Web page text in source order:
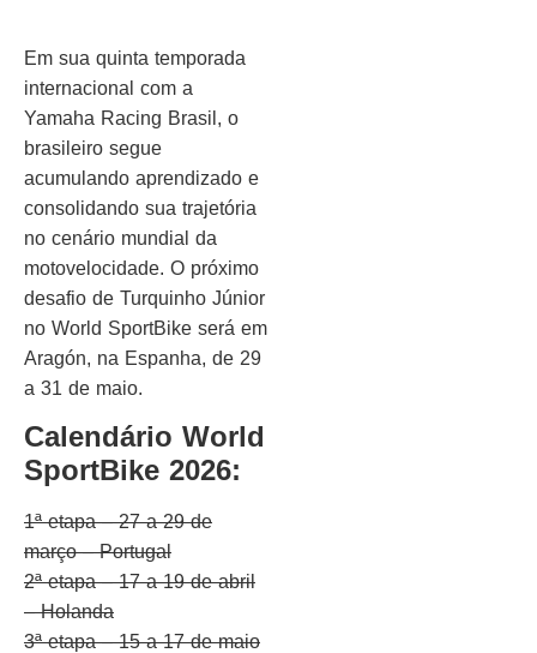
Em sua quinta temporada
internacional com a
Yamaha Racing Brasil, o
brasileiro segue
acumulando aprendizado e
consolidando sua trajetória
no cenário mundial da
motovelocidade. O próximo
desafio de Turquinho Júnior
no World SportBike será em
Aragón, na Espanha, de 29
a 31 de maio.
Calendário World
SportBike 2026:
1ª etapa – 27 a 29 de
março – Portugal
2ª etapa – 17 a 19 de abril
– Holanda
3ª etapa – 15 a 17 de maio